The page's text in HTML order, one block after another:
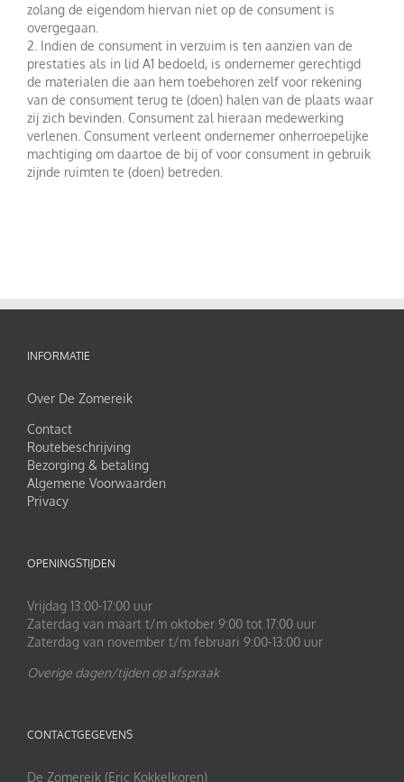
zolang de eigendom hiervan niet op de consument is
overgegaan.
2. Indien de consument in verzuim is ten aanzien van de
prestaties als in lid A1 bedoeld, is ondernemer gerechtigd
de materialen die aan hem toebehoren zelf voor rekening
van de consument terug te (doen) halen van de plaats waar
zij zich bevinden. Consument zal hieraan medewerking
verlenen. Consument verleent ondernemer onherroepelijke
machtiging om daartoe de bij of voor consument in gebruik
zijnde ruimten te (doen) betreden.
INFORMATIE
Over De Zomereik
Contact
Routebeschrijving
Bezorging & betaling
Algemene Voorwaarden
Privacy
OPENINGSTIJDEN
Vrijdag 13:00-17:00 uur
Zaterdag van maart t/m oktober 9:00 tot 17:00 uur
Zaterdag van november t/m februari 9:00-13:00 uur
Overige dagen/tijden op afspraak
CONTACTGEGEVENS
De Zomereik (Eric Kokkelkoren)